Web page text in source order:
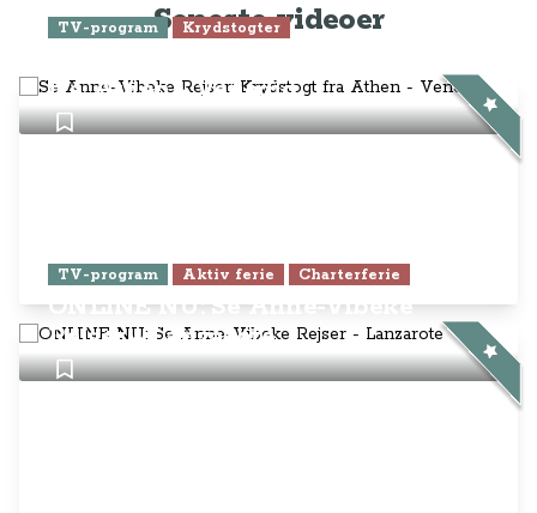
Seneste videoer
TV-program Krydstogter
fra Athen - Venedig
TV-program Aktiv ferie Charterferie
ONLINE NU: Se Anne-Vibeke
Rejser - Lanzarote